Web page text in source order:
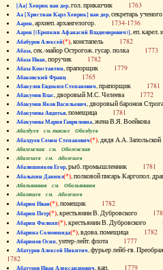
[Аа] Хенрик ван дер, гол. приказчик 1763
Аа [Христиан Карл Хенрик] ван дер, секретарь
Аарон, архиеп. архангелогор. 1734-1736
Аарон [(Еропкин Афанасий Владимирович)], еп.
Абабуров Алексей(*), констапель 1782
Абаза, сек.-майор Острогож. гусар. полка 1773
Абаза Иван, поручик 1782
Абаза Константин, прапорщик 1779
Абаковский Франц 1765
Абакулов Евдоким Степанович, прапорщик 1781
Абакумов Влас, дворовый М.С. Челеева 1772
Абакумов Яков Васильевич, дворовый баронов
Абакумова Авдотья, помещица 1781
Абакумова Мария Гавриловна, жена В.Я. Воейкова
Абалдуев см. также Оболдуев
Абалдуев Семен Степанович(*), дядя А.А.
Абаленская см. Оболенская
Абалешев см. Аболешев
Абалишников Егор, рыб. промышленник 1781
Абалыхин Даниил(*), полковой писарь Каргопол.
Абальянинов см. Обольянинов
Абаляшев см. Аболешев
Абарин Иван(*), помещик 1782
Абарин Петр(*), крестьянин В. Дубровского
Абарин Филипп(*), крестьянин В. Дубровского
Абарина Соломонида(*), вдова, помещица 1782
Абаринов Осип, унтер-лейт. флота 1777
Абатуров Алексей Никитич, фурьер лейб-гв.
1782
Абатуров Иван Александрович, кап. 1779